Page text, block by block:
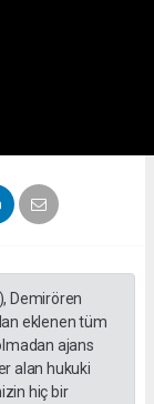
Demirören
eklenen tüm
ajans
alan hukuki
hiç bir